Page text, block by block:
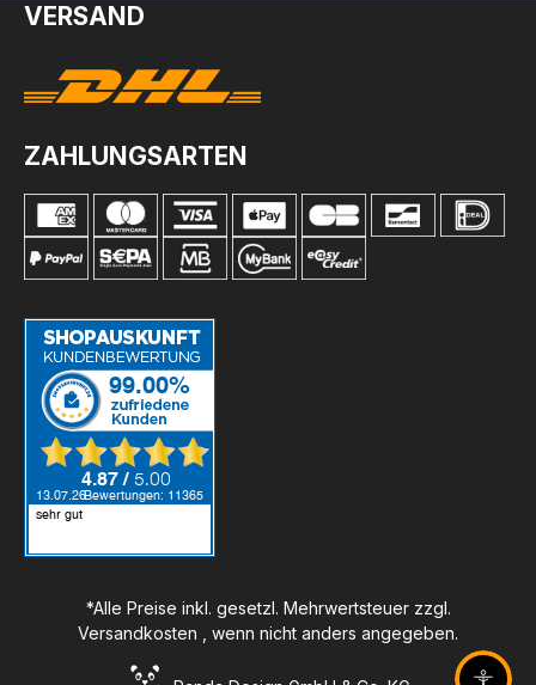
VERSAND
ZAHLUNGSARTEN
*Alle Preise inkl. gesetzl. Mehrwertsteuer zzgl.
Versandkosten , wenn nicht anders angegeben.